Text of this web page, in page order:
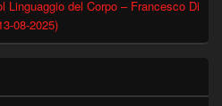
del Corpo – Francesco Di
08-2025)